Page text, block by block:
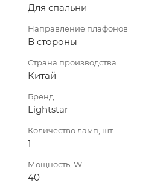
Для спальни
Направление плафонов
В стороны
Страна производства
Китай
Бренд
Lightstar
Количество ламп, шт
1
Мощность, W
40